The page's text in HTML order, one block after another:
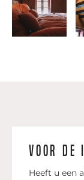
Voor
Heeft u een